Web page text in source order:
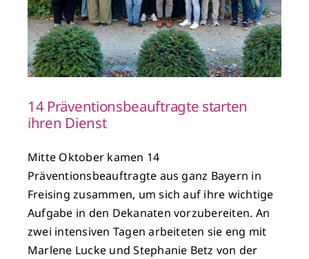
14 Präventionsbeauftragte starten
ihren Dienst
Mitte Oktober kamen 14
Präventionsbeauftragte aus ganz Bayern in
Freising zusammen, um sich auf ihre wichtige
Aufgabe in den Dekanaten vorzubereiten. An
zwei intensiven Tagen arbeiteten sie eng mit
Marlene Lucke und Stephanie Betz von der